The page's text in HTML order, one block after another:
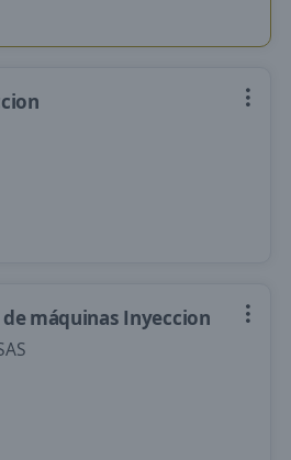
máquinas Inyeccion